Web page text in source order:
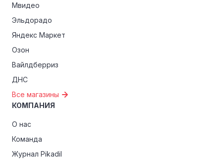
Мвидео
Эльдорадо
Яндекс Маркет
Озон
Вайлдберриз
ДНС
Все магазины
КОМПАНИЯ
О нас
Команда
Журнал Pikadil